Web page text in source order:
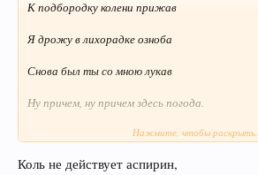
К подбородку колени прижав
Я дрожу в лихорадке озноба
Снова был ты со мною лукав
Ну причем, ну причем здесь погода.
Безудержье веселья в глазах
Аспирин - увы не поможет
Нажмите, чтобы раскрыть...
Коль не действует аспирин,